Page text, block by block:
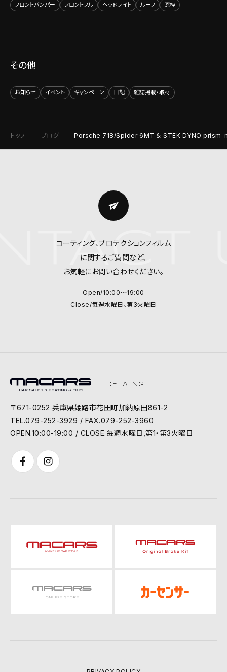
フロントバンパー
フロントフル ヘッドライト ルーフ 窓枠
その他
お知らせ イベント キャンペーン 日記 雑誌掲載・取材
トップ ブログ Porsche 718/Spider 6MT ＆ STEK DYNO prism-
コーティング、プロテクションフィルム
に関するご質問など、
お気軽にお問い合わせください。
Open/10:00～19:00
Close/毎週水曜日、第3火曜日
DETAIING
〒671-0252 兵庫県姫路市花田町加納原田861-2
TEL.079-252-3929 / FAX.079-252-3960
OPEN.10:00-19:00 / CLOSE.毎週水曜日,第1・第3火曜日